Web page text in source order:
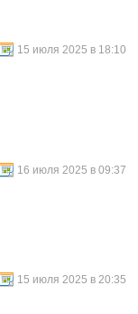
15 июля 2025 в 18:10
16 июля 2025 в 09:37
15 июля 2025 в 20:35